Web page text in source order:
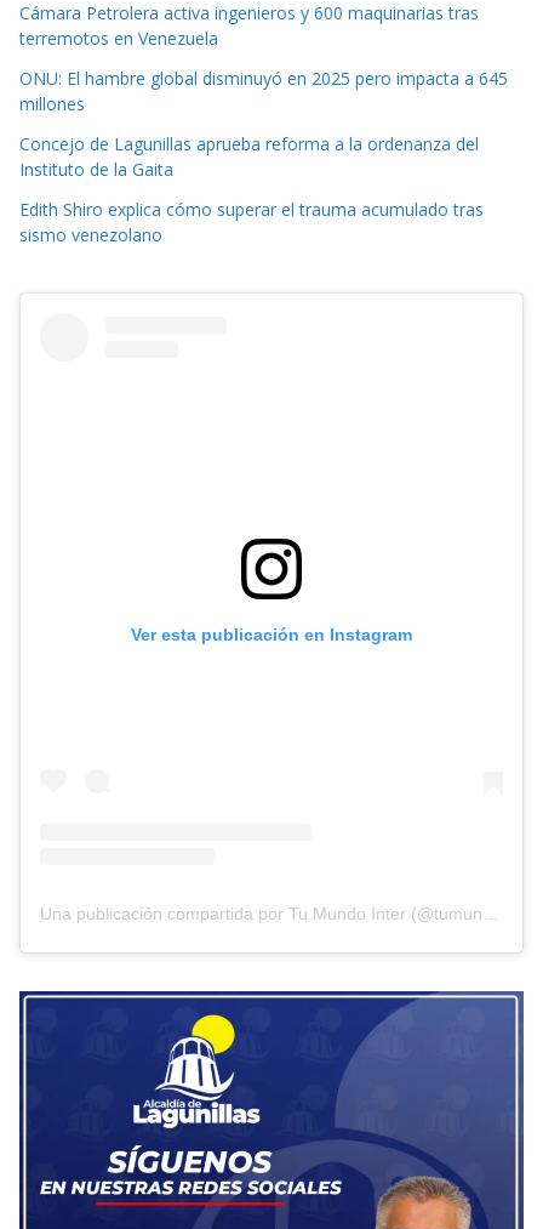
Cámara Petrolera activa ingenieros y 600 maquinarias tras
terremotos en Venezuela
ONU: El hambre global disminuyó en 2025 pero impacta a 645
millones
Concejo de Lagunillas aprueba reforma a la ordenanza del
Instituto de la Gaita
Edith Shiro explica cómo superar el trauma acumulado tras
sismo venezolano
Ver esta publicación en Instagram
Una publicación compartida por Tu Mundo Inter (@tumundointer)